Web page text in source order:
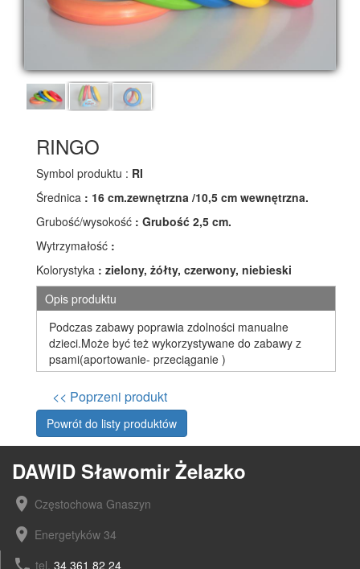
RINGO
Symbol produktu : RI
Średnica : 16 cm.zewnętrzna /10,5 cm wewnętrzna.
Grubość/wysokość : Grubość 2,5 cm.
Wytrzymałość :
Kolorystyka : zielony, żółty, czerwony, niebieski
Opis produktu
Podczas zabawy poprawia zdolności manualne
dzieci.Może być też wykorzystywane do zabawy z
psami(aportowanie- przeciąganie )
<< Poprzeni produkt
Powrót do listy produktów
DAWID Sławomir Żelazko
location_on Częstochowa Gnaszyn
location_on Energetyków 34
phone tel. 34 361 82 24